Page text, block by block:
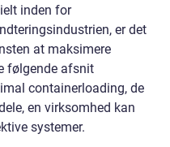
inden for
er det
at maksimere
følgende afsnit
containerloading, de
en virksomhed kan
systemer.